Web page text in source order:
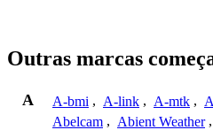
Outras marcas
A A-bmi , A-link , A-mtk ,
Abelcam , Abient Weather ,